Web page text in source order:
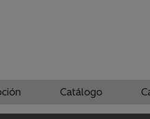
Catálogo